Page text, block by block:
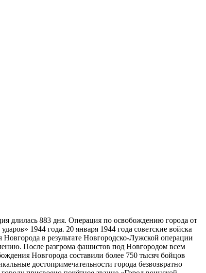
длилась 883 дня. Операция по освобождению города от
1944 года. 20 января 1944 года советские войска
в результате Новгородско-Лужской операции
После разгрома фашистов под Новгородом всем
Новгорода составили более 750 тысяч бойцов
достопримечательности города безвозвратно